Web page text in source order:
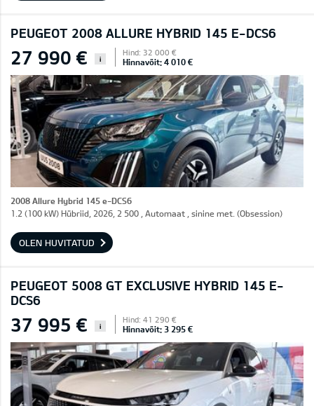
PEUGEOT 2008 ALLURE HYBRID 145 E-DCS6
27 990 € i
Hind: 32 000 €
Hinnavõit: 4 010 €
2008 Allure Hybrid 145 e-DCS6
1.2 (100 kW) Hübriid, 2026, 2 500 , Automaat , sinine met. (Obsession)
OLEN HUVITATUD
PEUGEOT 5008 GT EXCLUSIVE HYBRID 145 E-
DCS6
37 995 € i
Hind: 41 290 €
Hinnavõit: 3 295 €